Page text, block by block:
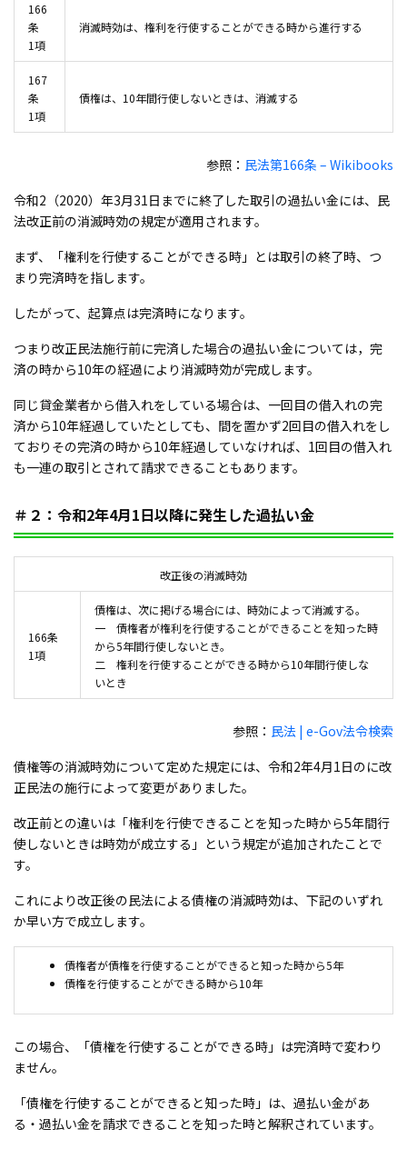
166
条
1項
消滅時効は、権利を行使することができる時から進行する
167
条
1項
債権は、10年間行使しないときは、消滅する
参照： 民法第166条 – Wikibooks
令和2（2020）年3月31日までに終了した取引の過払い金には、民
法改正前の消滅時効の規定が適用されます。
まず、「権利を行使することができる時」とは取引の終了時、つ
まり完済時を指します。
したがって、起算点は完済時になります。
つまり改正民法施行前に完済した場合の過払い金については，完
済の時から10年の経過により消滅時効が完成します。
同じ貸金業者から借入れをしている場合は、一回目の借入れの完
済から10年経過していたとしても、間を置かず2回目の借入れをし
ておりその完済の時から10年経過していなければ、1回目の借入れ
も一連の取引とされて請求できることもあります。
＃２：令和2年4月1日以降に発生した過払い金
改正後の消滅時効
166条
1項
債権は、次に掲げる場合には、時効によって消滅する。
一 債権者が権利を行使することができることを知った時
から5年間行使しないとき。
二 権利を行使することができる時から10年間行使しな
いとき
参照： 民法 | e-Gov法令検索
債権等の消滅時効について定めた規定には、令和2年4月1日のに改
正民法の施行によって変更がありました。
改正前との違いは「権利を行使できることを知った時から5年間行
使しないときは時効が成立する」という規定が追加されたことで
す。
これにより改正後の民法による債権の消滅時効は、下記のいずれ
か早い方で成立します。
債権者が債権を行使することができると知った時から5年
債権を行使することができる時から10年
この場合、「債権を行使することができる時」は完済時で変わり
ません。
「債権を行使することができると知った時」は、過払い金があ
る・過払い金を請求できることを知った時と解釈されています。